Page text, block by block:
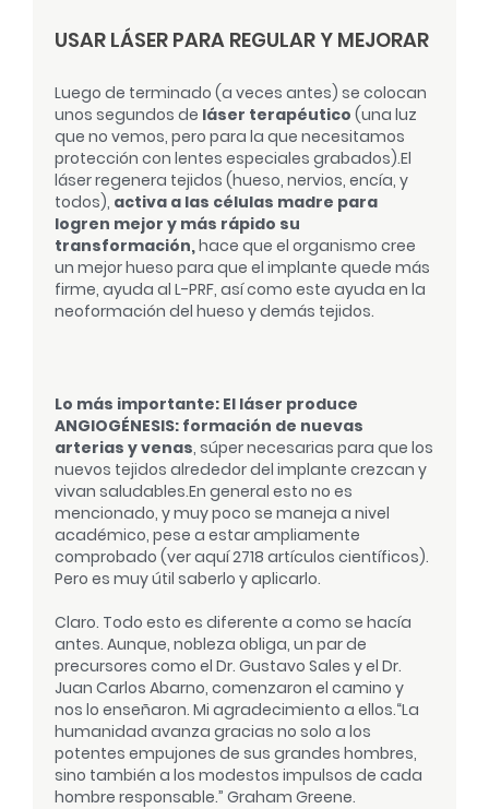
USAR LÁSER PARA REGULAR Y MEJORAR
Luego de terminado (a veces antes) se colocan
unos segundos de láser terapéutico (una luz
que no vemos, pero para la que necesitamos
protección con lentes especiales grabados).El
láser regenera tejidos (hueso, nervios, encía, y
todos), activa a las células madre para
logren mejor y más rápido su
transformación,hace que el organismo cree
un mejor hueso para que el implante quede más
firme, ayuda al L-PRF, así como este ayuda en la
neoformación del hueso y demás tejidos.
Lo más importante: El láser produce
ANGIOGÉNESIS: formación de nuevas
arterias y venas, súper necesarias para que los
nuevos tejidos alrededor del implante crezcan y
vivan saludables.En general esto no es
mencionado, y muy poco se maneja a nivel
académico, pese a estar ampliamente
comprobado (ver aquí 2718 artículos científicos).
Pero es muy útil saberlo y aplicarlo.
Claro. Todo esto es diferente a como se hacía
antes. Aunque, nobleza obliga, un par de
precursores como el Dr. Gustavo Sales y el Dr.
Juan Carlos Abarno, comenzaron el camino y
nos lo enseñaron. Mi agradecimiento a ellos.“La
humanidad avanza gracias no solo a los
potentes empujones de sus grandes hombres,
sino también a los modestos impulsos de cada
hombre responsable.” Graham Greene.